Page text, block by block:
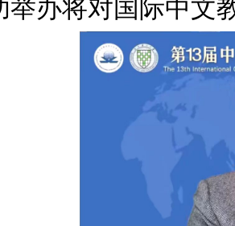
举办将对国际中文